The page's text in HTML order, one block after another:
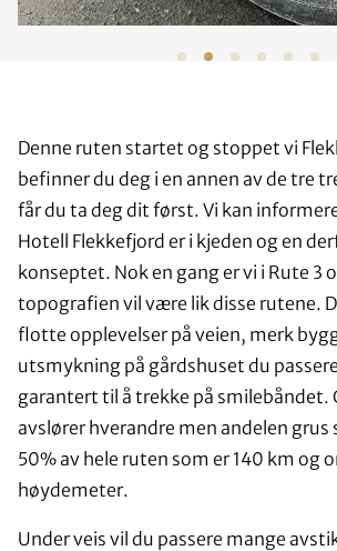
Denne ruten startet og stoppet vi
befinner du deg i en annen av de tre
får du ta deg dit først. Vi kan
Hotell Flekkefjord er i kjeden og en
konseptet. Nok en gang er vi i Rute 3
topografien vil være lik disse rutene.
flotte opplevelser på veien, merk
utsmykning på gårdshuset du
garantert til å trekke på smilebåndet.
avslører hverandre men andelen grus
50% av hele ruten som er 140 km og
høydemeter.
Under veis vil du passere mange